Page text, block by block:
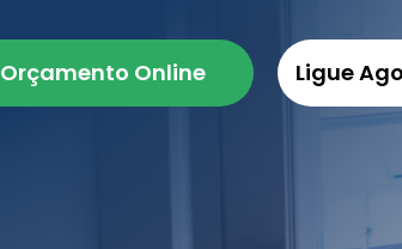
Orçamento Online Ligue